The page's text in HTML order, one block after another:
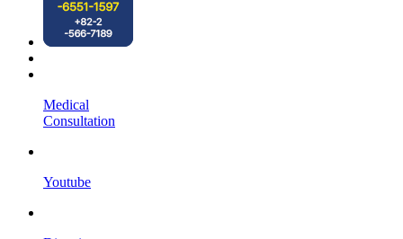
Medical
Consultation
Youtube